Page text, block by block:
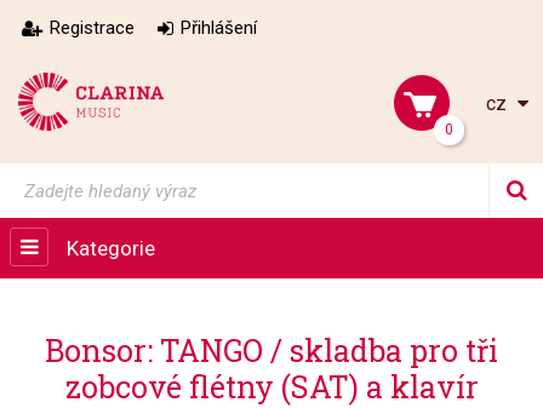
Registrace Přihlášení
0
cz
Kategorie
Bonsor: TANGO / skladba pro tři
zobcové flétny (SAT) a klavír